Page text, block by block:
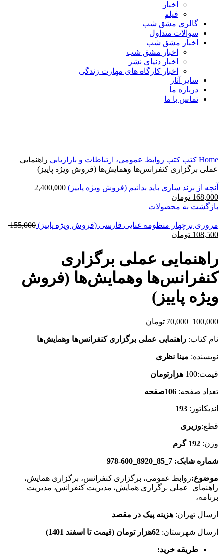
اخبار
فیلم
گالری مشق شب
سوالات متداول
اخبار مشق شب
اخبار مشق شب
اخبار دنیای نشر
اخبار کارگاه های مهارت زندگی
سایر آثار
درباره ما
تماس با ما
Home کتب کتب روابط عمومی، ارتباطات و بازاریابی راهنمایی
عملی برگزاری کنفرانس‌ها وهمایش‌ها (فروش ویژه پاییز)
آنچه از برند سازی باید بدانیم (فروش ویژه پاییز) 2,400,000
168,000 تومان
بازگشت به محصولات
مروری برچهار منظومه غنایی فارسی (فروش ویژه پاییز) 155,000
108,500 تومان
راهنمایی عملی برگزاری
کنفرانس‌ها وهمایش‌ها (فروش
ویژه پاییز)
100,000
70,000 تومان
نام کتاب: راهنمایی عملی برگزاری کنفرانس‌ها وهمایش‌ها
نویسنده: مینا نظری
قیمت:100 هزارتومان
تعداد صفحه: 106صفحه
اندیکاتور: 193
قطع:وزیری
وزن:
شماره شابک: 7_85_8920_600‑978
موضوع:روابط عمومی، برگزاری کنفرانس، برگزاری همایش،
راهنمای عملی برگزاری همایش، مدیریت کنفرانس، مدیریت
برنامه،
ارسال تهران: هزینه پیک در مقصد
ارسال شهرستان:
طریقه خرید: